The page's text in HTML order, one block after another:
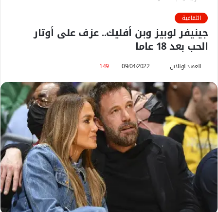
الثقافية
جينيفر لوبيز وبن أفليك.. عزف على أوتار
الحب بعد 18 عاما
العهد اونلاين
س
ل
ر
ي
د
09/04/2022
149